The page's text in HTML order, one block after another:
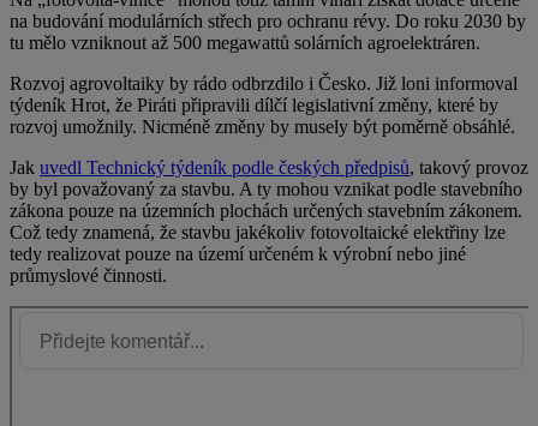
na budování modulárních střech pro ochranu révy. Do roku 2030 by
tu mělo vzniknout až 500 megawattů solárních agroelektráren.
Rozvoj agrovoltaiky by rádo odbrzdilo i Česko. Již loni informoval
týdeník Hrot, že Piráti připravili dílčí legislativní změny, které by
rozvoj umožnily. Nicméně změny by musely být poměrně obsáhlé.
Jak uvedl Technický týdeník podle českých předpisů, takový provoz
by byl považovaný za stavbu. A ty mohou vznikat podle stavebního
zákona pouze na územních plochách určených stavebním zákonem.
Což tedy znamená, že stavbu jakékoliv fotovoltaické elektřiny lze
tedy realizovat pouze na území určeném k výrobní nebo jiné
průmyslové činnosti.